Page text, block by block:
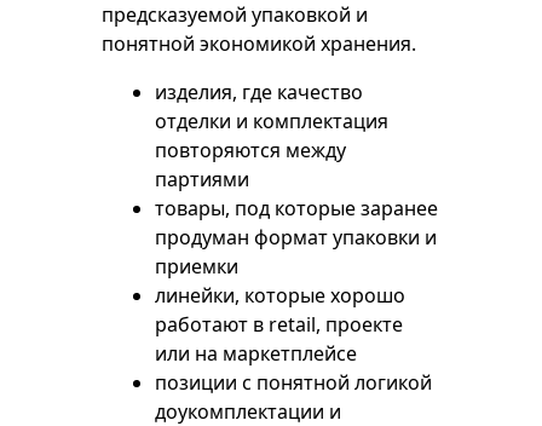
предсказуемой упаковкой и
понятной экономикой хранения.
изделия, где качество
отделки и комплектация
повторяются между
партиями
товары, под которые заранее
продуман формат упаковки и
приемки
линейки, которые хорошо
работают в retail, проекте
или на маркетплейсе
позиции с понятной логикой
доукомплектации и